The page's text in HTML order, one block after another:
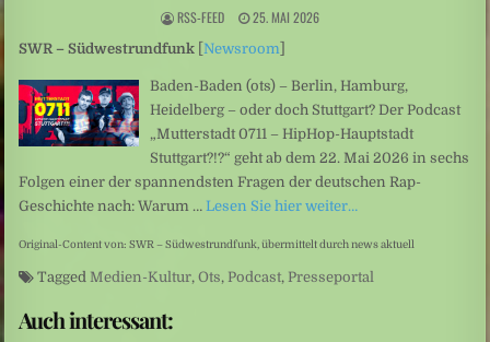
RSS-FEED 25. MAI 2026
SWR – Südwestrundfunk [Newsroom]
Baden-Baden (ots) – Berlin, Hamburg,
Heidelberg – oder doch Stuttgart? Der Podcast
„Mutterstadt 0711 – HipHop-Hauptstadt
Stuttgart?!?“ geht ab dem 22. Mai 2026 in sechs
Folgen einer der spannendsten Fragen der deutschen Rap-
Geschichte nach: Warum … Lesen Sie hier weiter…
Original-Content von: SWR – Südwestrundfunk, übermittelt durch news aktuell
Tagged Medien-Kultur,Ots, Podcast, Presseportal
Auch interessant: